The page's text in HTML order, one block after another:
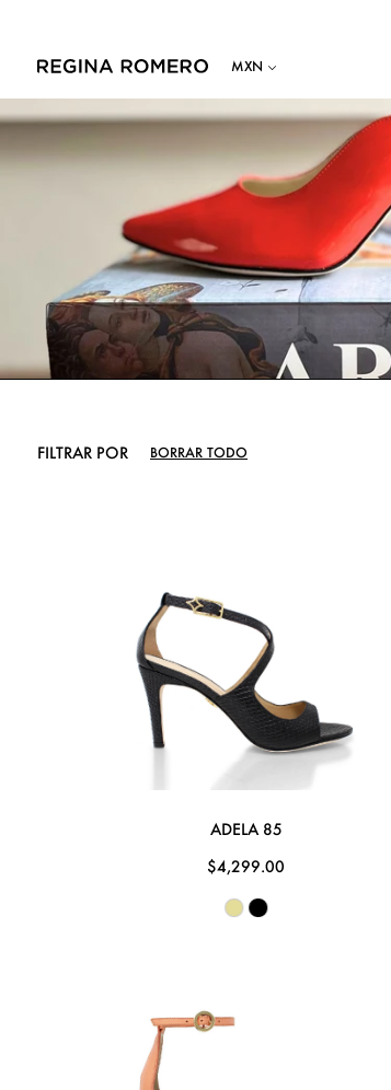
FILTRAR POR BORRAR TODO
ADELA 85
$4,299.00